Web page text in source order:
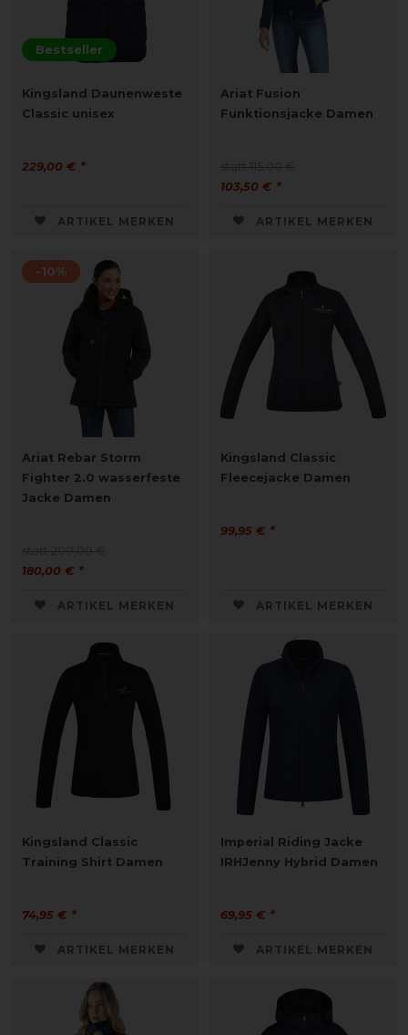
Bestseller
Kingsland Daunenweste
Classic unisex
229,00 € *
ARTIKEL MERKEN
Ariat Fusion
Funktionsjacke Damen
103,50 € *
ARTIKEL MERKEN
-10%
Ariat Rebar Storm
Fighter 2.0 wasserfeste
Jacke Damen
180,00 € *
ARTIKEL MERKEN
Kingsland Classic
Fleecejacke Damen
99,95 € *
ARTIKEL MERKEN
Kingsland Classic
Training Shirt Damen
74,95 € *
ARTIKEL MERKEN
Imperial Riding Jacke
IRHJenny Hybrid Damen
69,95 € *
ARTIKEL MERKEN